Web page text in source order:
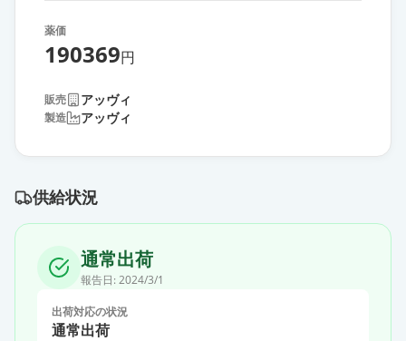
薬価
190369円
販売 アッヴィ
製造 アッヴィ
供給状況
通常出荷
報告日: 2024/3/1
出荷対応の状況
通常出荷